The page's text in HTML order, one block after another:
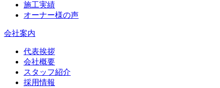
施工実績
オーナー様の声
会社案内
代表挨拶
会社概要
スタッフ紹介
採用情報